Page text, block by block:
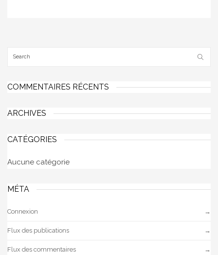
COMMENTAIRES RÉCENTS
ARCHIVES
CATÉGORIES
Aucune catégorie
MÉTA
Connexion
Flux des publications
Flux des commentaires